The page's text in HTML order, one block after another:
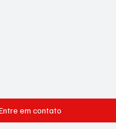
em contato